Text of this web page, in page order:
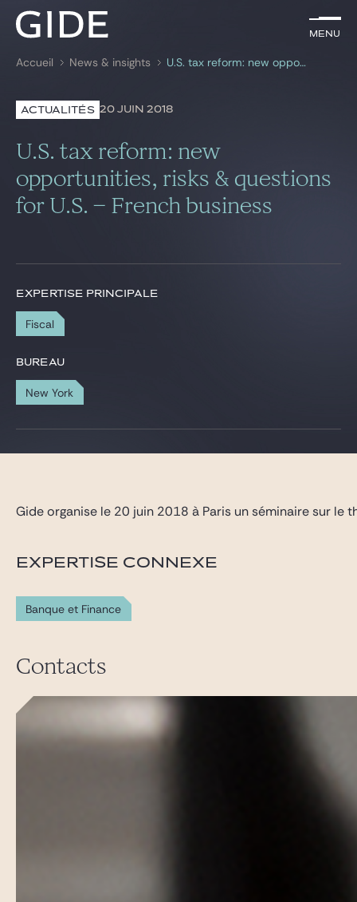
Menu
Rechercher par mots-clés
Menu
Avocats
Expertises
Global
Carrière
Gide Pro Bono et RSE
Blog Real Estate
Accueil News & insights U.S. tax reform: new opportunities, risks & questions for U.S. – French business
ACTUALITÉS 20 JUIN 2018
U.S. tax reform: new
opportunities, risks & questions
for U.S. – French business
EXPERTISE PRINCIPALE
Fiscal
BUREAU
New York
Gide organise le 20 juin 2018 à Paris un séminaire sur le
EXPERTISE CONNEXE
Banque et Finance
Contacts